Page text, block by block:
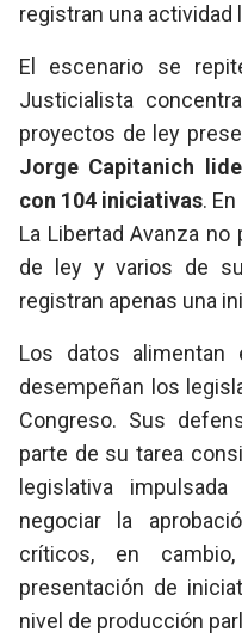
registran una actividad
El escenario se
Justicialista
proyectos de ley
Jorge Capitanich
con 104 iniciativas.
La Libertad Avanza
de ley y varios de
registran apenas una
Los datos
desempeñan los
Congreso. Sus
parte de su tarea
legislativa
negociar la
críticos, en
presentación de
nivel de producción